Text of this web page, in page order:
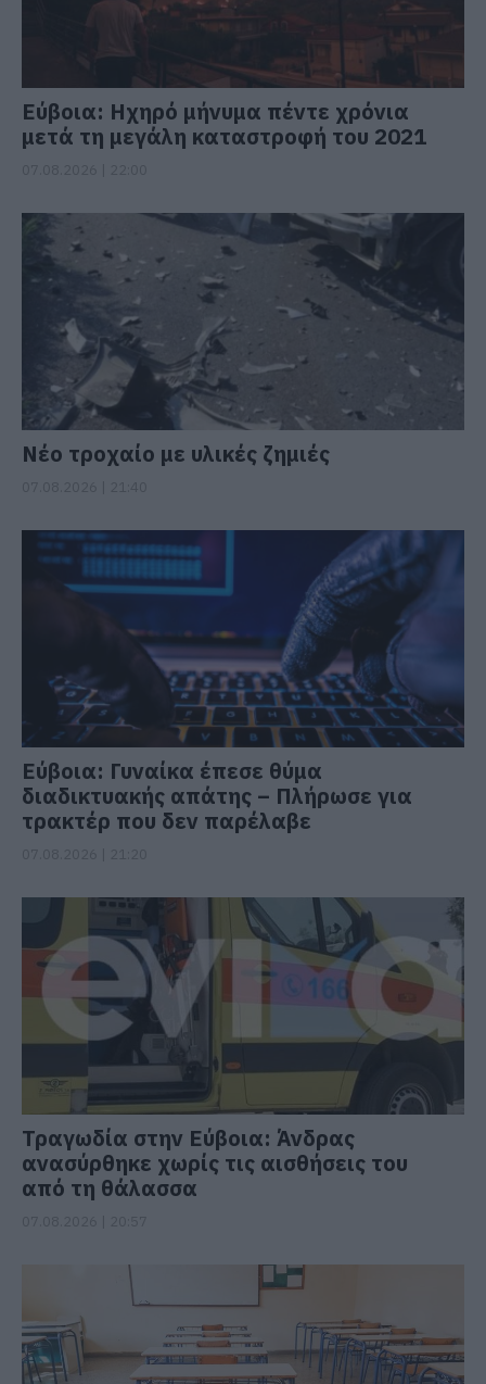
Εύβοια: Ηχηρό μήνυμα πέντε χρόνια
μετά τη μεγάλη καταστροφή του 2021
Νέο τροχαίο με υλικές ζημιές
Εύβοια: Γυναίκα έπεσε θύμα
διαδικτυακής απάτης – Πλήρωσε για
τρακτέρ που δεν παρέλαβε
Τραγωδία στην Εύβοια: Άνδρας
ανασύρθηκε χωρίς τις αισθήσεις του
από τη θάλασσα